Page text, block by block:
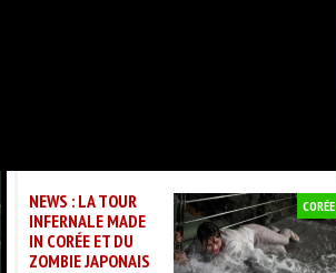
NEWS : LA TOUR
INFERNALE MADE
IN CORÉE ET DU
ZOMBIE JAPONAIS
CORÉE